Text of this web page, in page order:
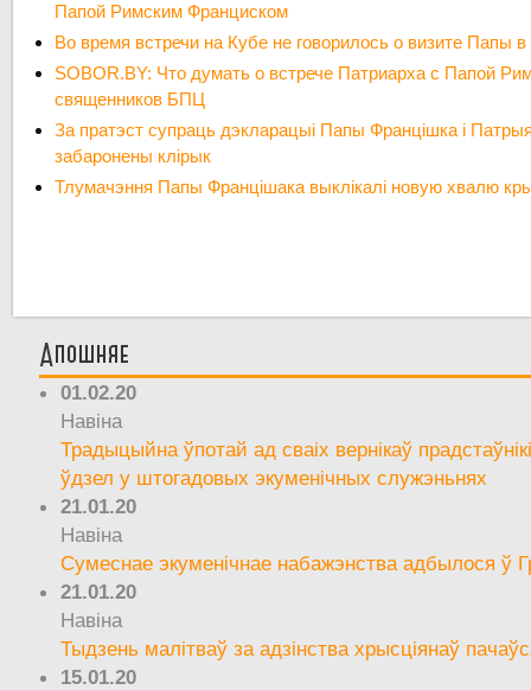
Папой Римским Франциском
Во время встречи на Кубе не говорилось о визите Папы
SOBOR.BY: Что думать о встрече Патриарха с Папой
священников БПЦ
За пратэст супраць дэкларацыі Папы Францішка і
забаронены клірык
Тлумачэння Папы Францішака выклікалі новую хвалю
Апошняе
01.02.20
Навіна
Традыцыйна ўпотай ад сваіх вернікаў
ўдзел у штогадовых экуменічных служэньнях
21.01.20
Навіна
Сумеснае экуменічнае набажэнства адбылося ў
21.01.20
Навіна
Тыдзень малітваў за адзінства хрысціянаў
15.01.20